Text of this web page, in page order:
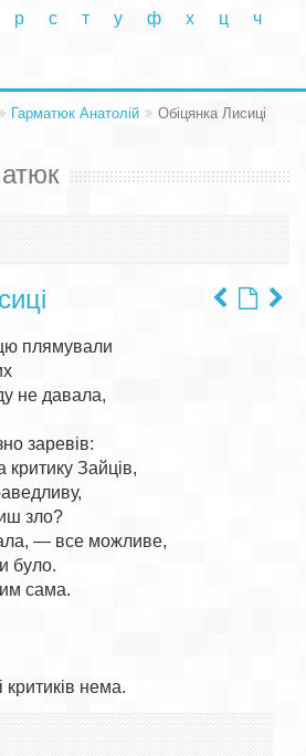
р с т у ф х ц ч
Гарматюк Анатолій Обіцянка Лисиці
плямували
не давала,
заревів:
Зайців,
зло?
— все можливе,
було.
сама.